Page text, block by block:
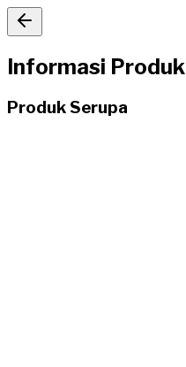
Informasi Produk
Produk Serupa